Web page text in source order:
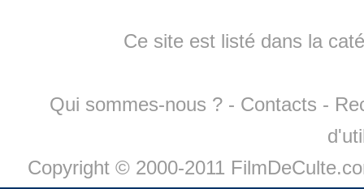
Ce site est listé dans la
Qui sommes-nous ? - Contacts -
Copyright © 2000-2011